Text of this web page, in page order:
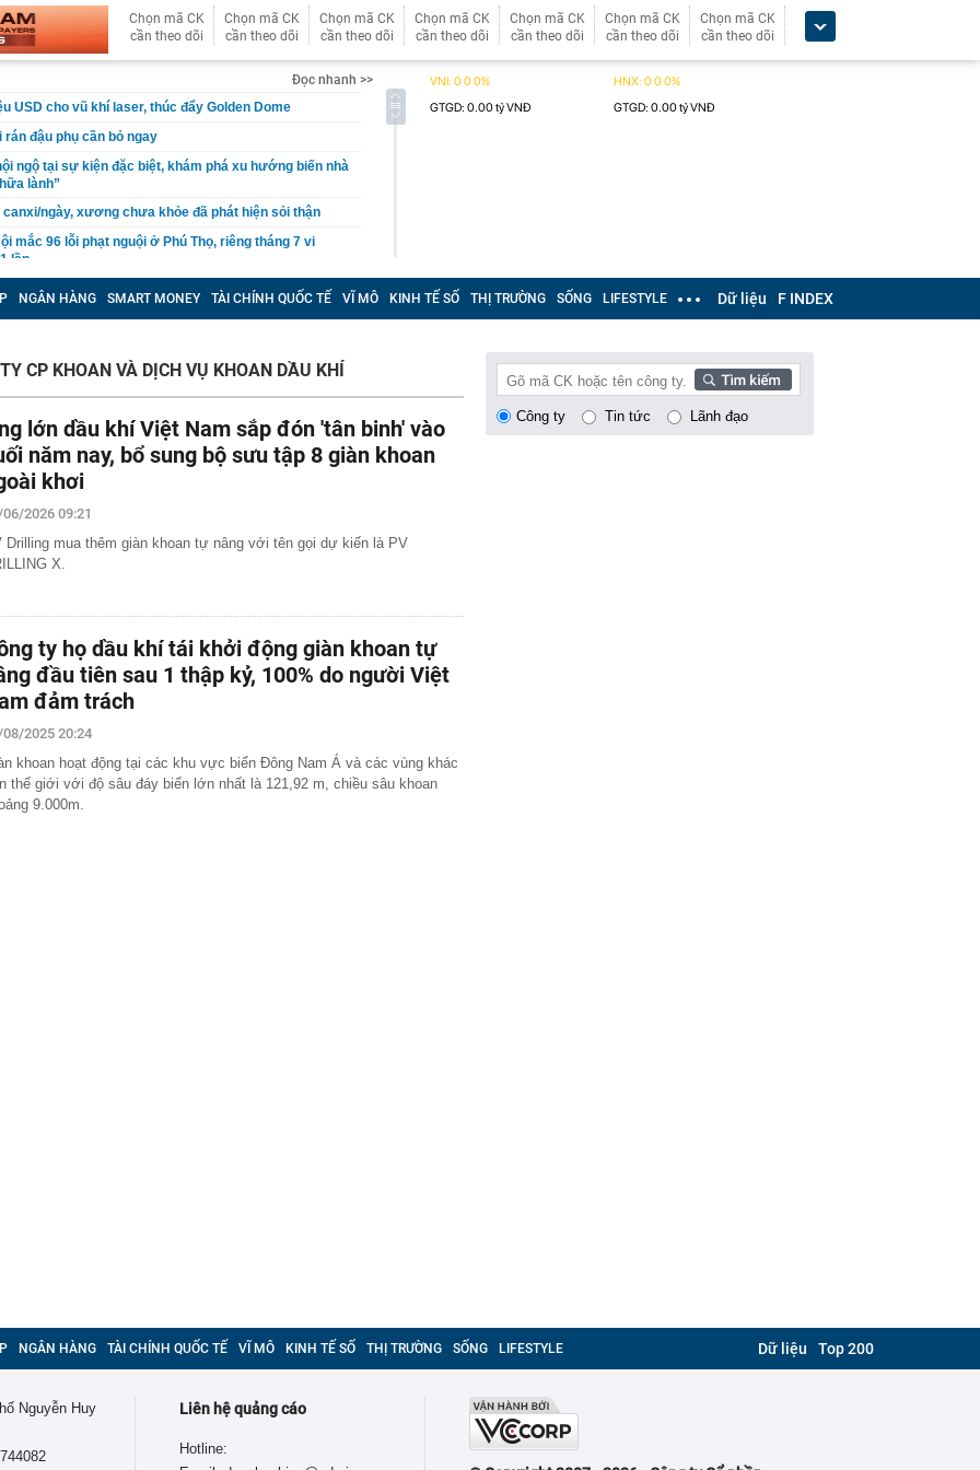
Chọn mã CK
cần theo dõi
Chọn mã CK
cần theo dõi
Chọn mã CK
cần theo dõi
Chọn mã CK
cần theo dõi
Chọn mã CK
cần theo dõi
Chọn mã CK
cần theo dõi
Chọn mã CK
cần theo dõi
Đọc nhanh >>
USD cho vũ khí laser, thúc đẩy Golden Dome
rán đậu phụ cần bỏ ngay
ngộ tại sự kiện đặc biệt, khám phá xu hướng biến nhà
lành”
canxi/ngày, xương chưa khỏe đã phát hiện sỏi thận
mắc 96 lỗi phạt nguội ở Phú Thọ, riêng tháng 7 vi
lần
cho Xuân Son
rộng mỏ đất hiếm lớn nhất thế giới thêm 50%, nhưng
bất ổn
tố chủ hộ kinh doanh Nguyễn Văn Chung
số Power 6/55 - Kết quả xổ số Vietlott hôm nay
hay Mỹ, "quán quân" sử dụng điện từ năng lượng hạt
nào?
đợt nắng nóng gay gắt kéo dài nhiều ngày ở miền Bắc
xét nơi ở của Ngô Thùy Linh SN 1979 liên quan
7 tỷ đồng
danh tính trọng tài bắt trận Việt Nam - Campuchia
tay chuỗi 30 siêu thị, chấp nhận mất 'mỏ vàng'
quả XSMB hôm nay thứ bảy ngày 8/8/2026
của Phùn Thị Thủy SN 1988, phát hiện loạt bao tải
nghi: Lời khai của chủ kho hé lộ điều gì?
số bán hàng của Rheinmetall tăng mạnh?
nghỉ hưu với sĩ quan quân đội
trồng một chậu cây tía tô trong nhà
NGÂN HÀNG SMART MONEY TÀI CHÍNH QUỐC TẾ VĨ MÔ KINH TẾ SỐ THỊ TRƯỜNG SỐNG LIFESTYLE Dữ liệu F INDEX
CP KHOAN VÀ DỊCH VỤ KHOAN DẦU KHÍ
lớn dầu khí Việt Nam sắp đón 'tân binh' vào
năm nay, bổ sung bộ sưu tập 8 giàn khoan
khơi
2026 09:21
Drilling mua thêm giàn khoan tự nâng với tên gọi dự kiến là PV
X.
ty họ dầu khí tái khởi động giàn khoan tự
đầu tiên sau 1 thập kỷ, 100% do người Việt
đảm trách
2025 20:24
khoan hoạt động tại các khu vực biển Đông Nam Á và các vùng khác
thế giới với độ sâu đáy biển lớn nhất là 121,92 m, chiều sâu khoan
9.000m.
Công ty Tin tức Lãnh đạo
NGÂN HÀNG TÀI CHÍNH QUỐC TẾ VĨ MÔ KINH TẾ SỐ THỊ TRƯỜNG SỐNG LIFESTYLE Dữ liệu Top 200
Nguyễn Huy
Liên hệ quảng cáo
Hotline: